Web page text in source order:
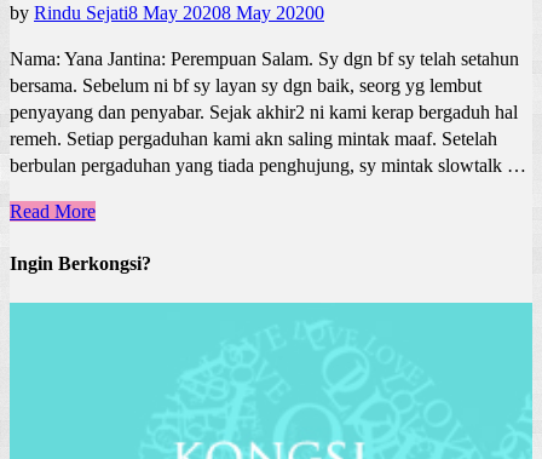
by Rindu Sejati8 May 20208 May 20200
Nama: Yana Jantina: Perempuan Salam. Sy dgn bf sy telah setahun
bersama. Sebelum ni bf sy layan sy dgn baik, seorg yg lembut
penyayang dan penyabar. Sejak akhir2 ni kami kerap bergaduh hal
remeh. Setiap pergaduhan kami akn saling mintak maaf. Setelah
berbulan pergaduhan yang tiada penghujung, sy mintak slowtalk …
Read More
Ingin Berkongsi?